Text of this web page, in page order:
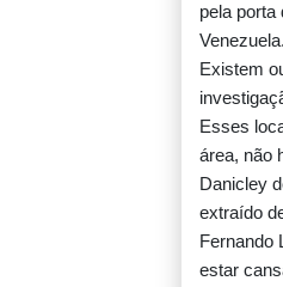
pela porta
Venezuela.
Existem
Esses
área, não
Danicley
extraído
Fernando
estar